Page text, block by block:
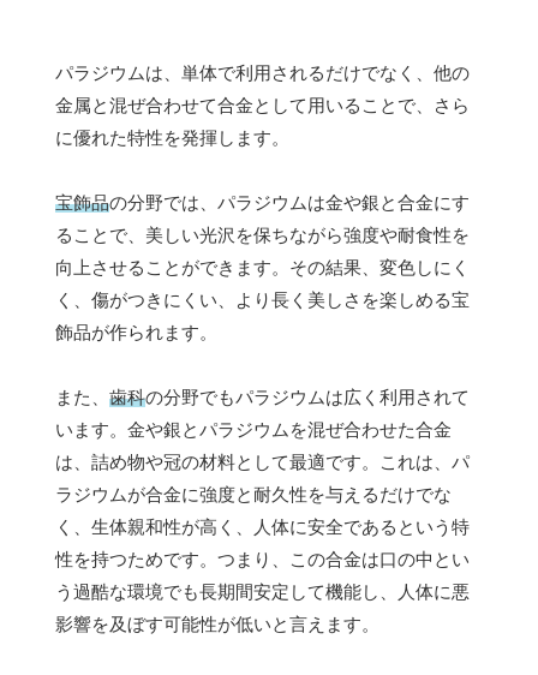
パラジウムは、単体で利用されるだけでなく、他の
金属と混ぜ合わせて合金として用いることで、さら
に優れた特性を発揮します。
宝飾品の分野では、パラジウムは金や銀と合金にす
ることで、美しい光沢を保ちながら強度や耐食性を
向上させることができます。その結果、変色しにく
く、傷がつきにくい、より長く美しさを楽しめる宝
飾品が作られます。
また、 歯科の分野でもパラジウムは広く利用されて
います。金や銀とパラジウムを混ぜ合わせた合金
は、詰め物や冠の材料として最適です。これは、パ
ラジウムが合金に強度と耐久性を与えるだけでな
く、生体親和性が高く、人体に安全であるという特
性を持つためです。つまり、この合金は口の中とい
う過酷な環境でも長期間安定して機能し、人体に悪
影響を及ぼす可能性が低いと言えます。